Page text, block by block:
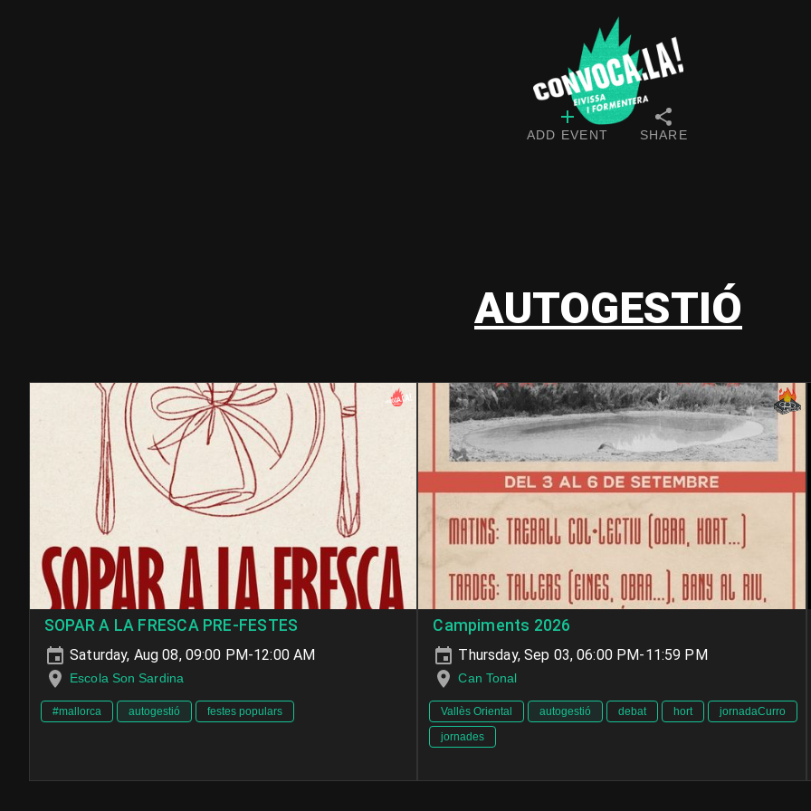
ADD EVENT SHARE
AUTOGESTIÓ
SOPAR A LA FRESCA PRE-FESTES
Saturday, Aug 08, 09:00 PM-12:00 AM
Escola Son Sardina
#mallorca autogestió festes populars
Campiments 2026
Thursday, Sep 03, 06:00 PM-11:59 PM
Can Tonal
Vallès Oriental autogestió debat hort
jornadaCurro
jornades